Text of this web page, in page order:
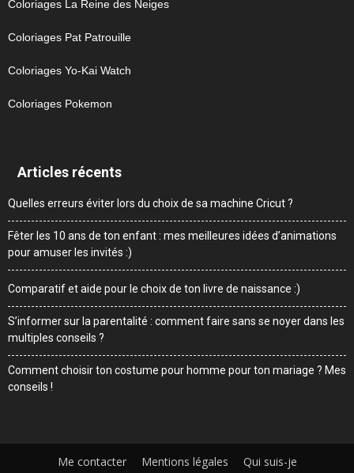
Coloriages La Reine des Neiges
Coloriages Pat Patrouille
Coloriages Yo-Kai Watch
Coloriages Pokemon
Articles récents
Quelles erreurs éviter lors du choix de sa machine Cricut ?
Fêter les 10 ans de ton enfant : mes meilleures idées d’animations
pour amuser les invités :)
Comparatif et aide pour le choix de ton livre de naissance :)
S’informer sur la parentalité : comment faire sans se noyer dans les
multiples conseils ?
Comment choisir ton costume pour homme pour ton mariage ? Mes
conseils !
Me contacter Mentions légales Qui suis-je